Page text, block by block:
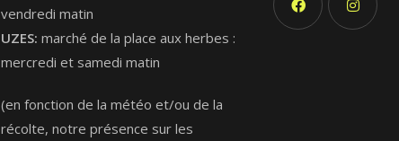
vendredi matin
UZES: marché de la place aux herbes :
mercredi et samedi matin
(en fonction de la météo et/ou de la
récolte, notre présence sur les